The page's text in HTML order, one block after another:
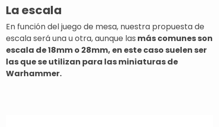
La escala
En función del juego de mesa, nuestra propuesta de
escala será una u otra, aunque las más comunes son
escala de 18mm o 28mm, en este caso suelen ser
las que se utilizan para las miniaturas de
Warhammer.